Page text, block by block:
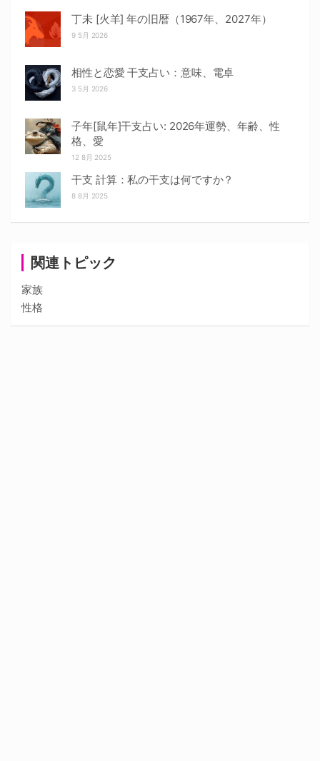
関連トピック
家族
性格
丁未 [火羊] 年の旧暦（1967年、2027年）
9 5月 2026
相性と恋愛 干支占い：意味、電卓
3 5月 2026
子年[鼠年]干支占い: 2026年運勢、年齢、性
格、愛
12 8月 2025
干支 計算：私の干支は何ですか？
8 8月 2025